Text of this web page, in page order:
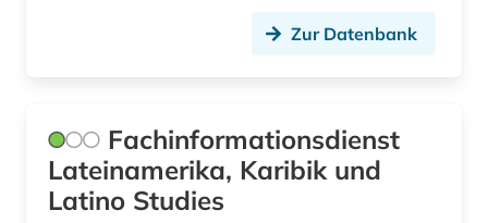
Zur Datenbank
Fachinformationsdienst
Lateinamerika, Karibik und
Latino Studies